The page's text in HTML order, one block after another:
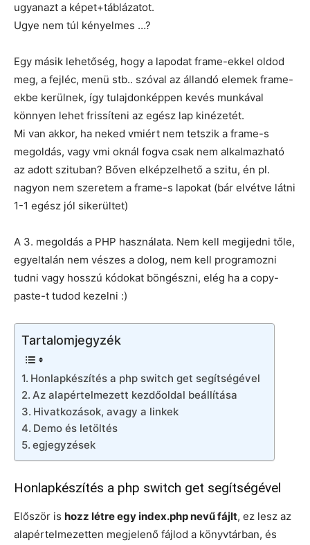
ugyanazt a képet+táblázatot.
Ugye nem túl kényelmes …?
Egy másik lehetőség, hogy a lapodat frame-ekkel oldod
meg, a fejléc, menü stb.. szóval az állandó elemek frame-
ekbe kerülnek, így tulajdonképpen kevés munkával
könnyen lehet frissíteni az egész lap kinézetét.
Mi van akkor, ha neked vmiért nem tetszik a frame-s
megoldás, vagy vmi oknál fogva csak nem alkalmazható
az adott szituban? Bőven elképzelhető a szitu, én pl.
nagyon nem szeretem a frame-s lapokat (bár elvétve látni
1-1 egész jól sikerültet)
A 3. megoldás a PHP használata. Nem kell megijedni tőle,
egyeltalán nem vészes a dolog, nem kell programozni
tudni vagy hosszú kódokat böngészni, elég ha a copy-
paste-t tudod kezelni :)
Tartalomjegyzék
Honlapkészítés a php switch get segítségével
Az alapértelmezett kezdőoldal beállítása
Hivatkozások, avagy a linkek
Demo és letöltés
egjegyzések
Honlapkészítés a php switch get segítségével
Először is hozz létre egy index.php nevű fájlt, ez lesz az
alapértelmezetten megjelenő fájlod a könyvtárban, és